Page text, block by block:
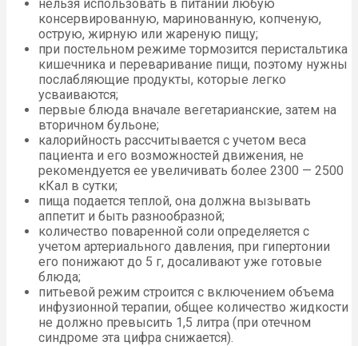
нельзя использовать в питании любую
консервированную, маринованную, копченую,
острую, жирную или жареную пищу;
при постельном режиме тормозится перистальтика
кишечника и переваривание пищи, поэтому нужны
послабляющие продукты, которые легко
усваиваются;
первые блюда вначале вегетарианские, затем на
вторичном бульоне;
калорийность рассчитывается с учетом веса
пациента и его возможностей движения, не
рекомендуется ее увеличивать более 2300 — 2500
кКал в сутки;
пища подается теплой, она должна вызывать
аппетит и быть разнообразной;
количество поваренной соли определяется с
учетом артериального давления, при гипертонии
его понижают до 5 г, досаливают уже готовые
блюда;
питьевой режим строится с включением объема
инфузионной терапии, общее количество жидкости
не должно превысить 1,5 литра (при отечном
синдроме эта цифра снижается).